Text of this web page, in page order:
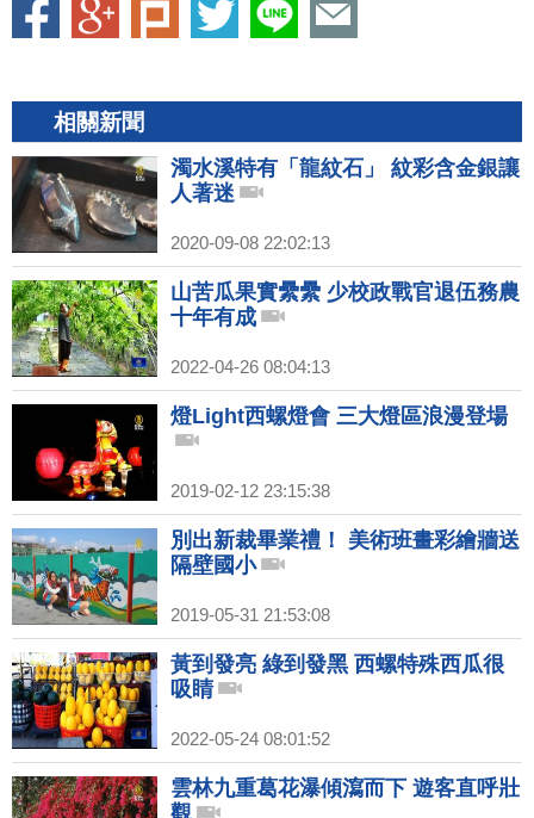
相關新聞
濁水溪特有「龍紋石」 紋彩含金銀讓
人著迷
2020-09-08 22:02:13
山苦瓜果實纍纍 少校政戰官退伍務農
十年有成
2022-04-26 08:04:13
燈Light西螺燈會 三大燈區浪漫登場
2019-02-12 23:15:38
別出新裁畢業禮！ 美術班畫彩繪牆送
隔壁國小
2019-05-31 21:53:08
黃到發亮 綠到發黑 西螺特殊西瓜很
吸睛
2022-05-24 08:01:52
雲林九重葛花瀑傾瀉而下 遊客直呼壯